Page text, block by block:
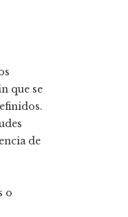
que se
de
o